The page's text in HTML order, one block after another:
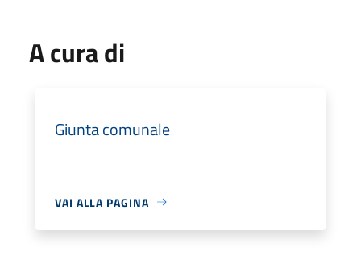
A cura di
Giunta comunale
VAI ALLA PAGINA